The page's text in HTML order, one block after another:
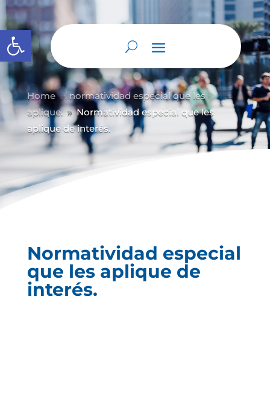
Abrir barra de herramientas
Home 9 normatividad especial que les
aplique. 9 Normatividad especial que les
aplique de interés.
Normatividad especial
que les aplique de
interés.